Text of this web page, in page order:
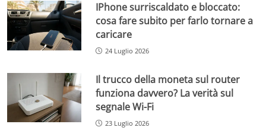
IPhone surriscaldato e bloccato:
cosa fare subito per farlo tornare a
caricare
24 Luglio 2026
Il trucco della moneta sul router
funziona davvero? La verità sul
segnale Wi-Fi
23 Luglio 2026